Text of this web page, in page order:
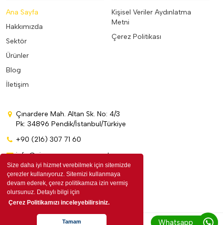
Size daha iyi hizmet verebilmek için sitemizde
çerezler kullanıyoruz. Sitemizi kullanmaya
devam ederek, çerez politikamıza izin vermiş
olursunuz. Detaylı bilgi için
Çerez Politikamızı inceleyebilirsiniz.
Tamam
Ana Sayfa
Hakkımızda
Sektör
Ürünler
Blog
İletişim
Kişisel Veriler Aydınlatma
Metni
Çerez Politikası
Çınardere Mah. Altan Sk. No: 4/3
Pk: 34896 Pendik/İstanbul/Türkiye
+90 (216) 307 71 60
info@cinarpromosyon.com.tr
Whatsapp